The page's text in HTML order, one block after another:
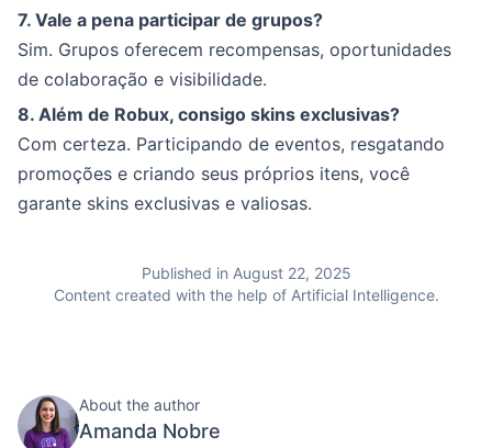
7. Vale a pena participar de grupos?
Sim. Grupos oferecem recompensas, oportunidades
de colaboração e visibilidade.
8. Além de Robux, consigo skins exclusivas?
Com certeza. Participando de eventos, resgatando
promoções e criando seus próprios itens, você
garante skins exclusivas e valiosas.
Published in August 22, 2025
Content created with the help of Artificial Intelligence.
About the author
Amanda Nobre